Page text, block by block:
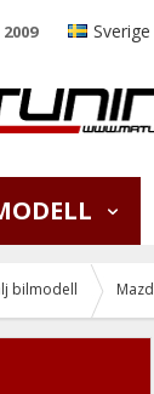
Sverige
bilmodell